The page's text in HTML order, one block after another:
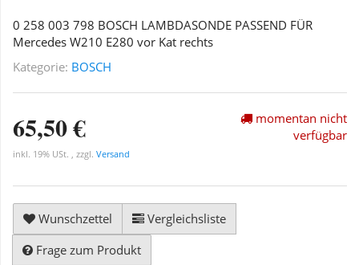
0 258 003 798 BOSCH LAMBDASONDE PASSEND FÜR
Mercedes W210 E280 vor Kat rechts
Kategorie: BOSCH
65,50 €
inkl. 19% USt. , zzgl. Versand
momentan nicht
verfügbar
Wunschzettel
Vergleichsliste
Frage zum Produkt